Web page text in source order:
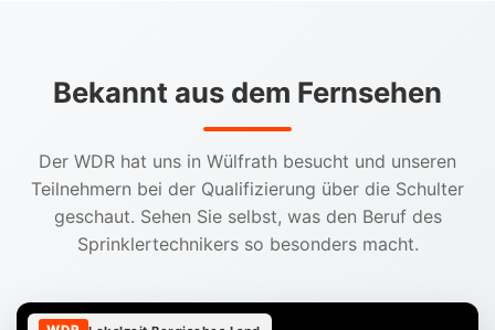
Bekannt aus dem Fernsehen
Der WDR hat uns in Wülfrath besucht und unseren
Teilnehmern bei der Qualifizierung über die Schulter
geschaut. Sehen Sie selbst, was den Beruf des
Sprinklertechnikers so besonders macht.